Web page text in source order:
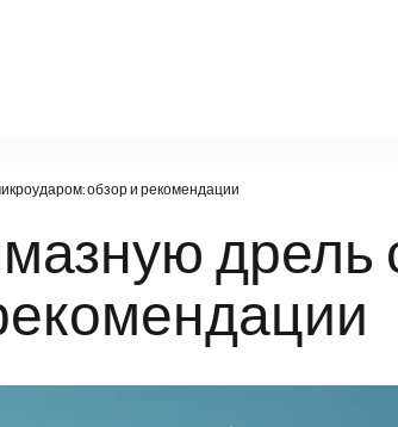
обзор и рекомендации
дрель